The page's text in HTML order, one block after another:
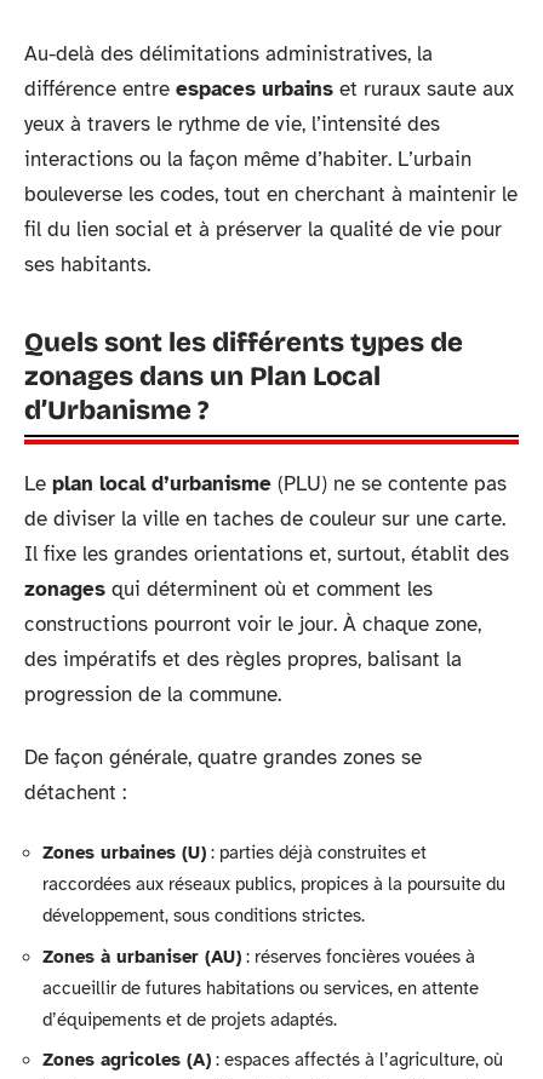
Au-delà des délimitations administratives, la
différence entre espaces urbains et ruraux saute aux
yeux à travers le rythme de vie, l’intensité des
interactions ou la façon même d’habiter. L’urbain
bouleverse les codes, tout en cherchant à maintenir le
fil du lien social et à préserver la qualité de vie pour
ses habitants.
Quels sont les différents types de
zonages dans un Plan Local
d’Urbanisme ?
Le plan local d’urbanisme (PLU) ne se contente pas
de diviser la ville en taches de couleur sur une carte.
Il fixe les grandes orientations et, surtout, établit des
zonages qui déterminent où et comment les
constructions pourront voir le jour. À chaque zone,
des impératifs et des règles propres, balisant la
progression de la commune.
De façon générale, quatre grandes zones se
détachent :
Zones urbaines (U) : parties déjà construites et
raccordées aux réseaux publics, propices à la poursuite du
développement, sous conditions strictes.
Zones à urbaniser (AU) : réserves foncières vouées à
accueillir de futures habitations ou services, en attente
d’équipements et de projets adaptés.
Zones agricoles (A) : espaces affectés à l’agriculture, où